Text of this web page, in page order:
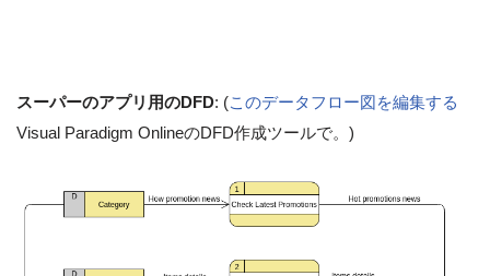
スーパーのアプリ用のDFD: (このデータフロー図を編集する
Visual Paradigm OnlineのDFD作成ツールで。)